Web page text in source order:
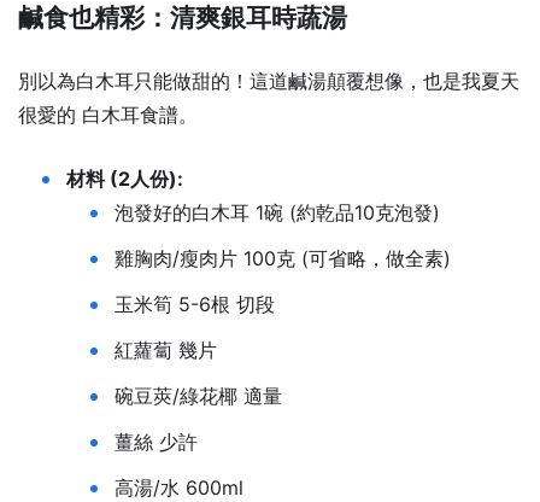
鹹食也精彩：清爽銀耳時蔬湯
別以為白木耳只能做甜的！這道鹹湯顛覆想像，也是我夏天
很愛的 白木耳食譜。
材料 (2人份):
泡發好的白木耳 1碗 (約乾品10克泡發)
雞胸肉/瘦肉片 100克 (可省略，做全素)
玉米筍 5-6根 切段
紅蘿蔔 幾片
碗豆莢/綠花椰 適量
薑絲 少許
高湯/水 600ml